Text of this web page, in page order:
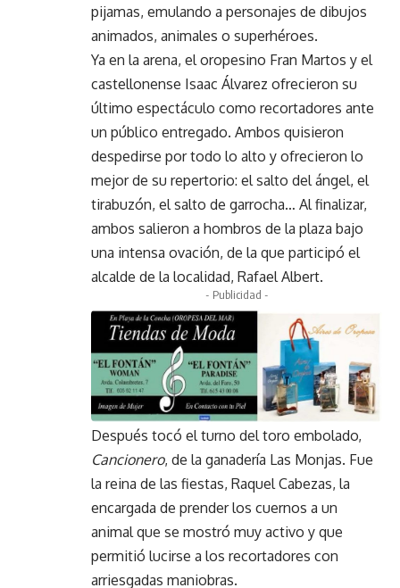
pijamas, emulando a personajes de dibujos
animados, animales o superhéroes.
Ya en la arena, el oropesino Fran Martos y el
castellonense Isaac Álvarez ofrecieron su
último espectáculo como recortadores ante
un público entregado. Ambos quisieron
despedirse por todo lo alto y ofrecieron lo
mejor de su repertorio: el salto del ángel, el
tirabuzón, el salto de garrocha… Al finalizar,
ambos salieron a hombros de la plaza bajo
una intensa ovación, de la que participó el
alcalde de la localidad, Rafael Albert.
- Publicidad -
Después tocó el turno del toro embolado,
Cancionero, de la ganadería Las Monjas. Fue
la reina de las fiestas, Raquel Cabezas, la
encargada de prender los cuernos a un
animal que se mostró muy activo y que
permitió lucirse a los recortadores con
arriesgadas maniobras.